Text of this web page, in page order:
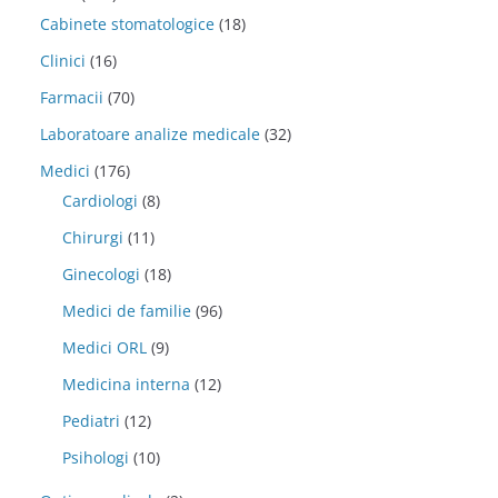
Cabinete stomatologice (18)
Clinici (16)
Farmacii (70)
Laboratoare analize medicale (32)
Medici (176)
Cardiologi (8)
Chirurgi (11)
Ginecologi (18)
Medici de familie (96)
Medici ORL (9)
Medicina interna (12)
Pediatri (12)
Psihologi (10)